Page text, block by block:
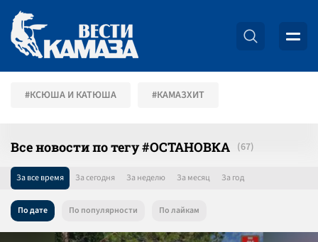
#КСЮША И КАТЮША #КАМАЗХИТ
Все новости по тегу #ОСТАНОВКА
За все время За сегодня За неделю За месяц За год
По дате По популярности По лайкам